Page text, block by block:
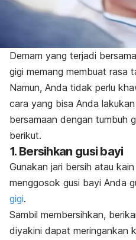
Demam yang terjadi
gigi memang membuat rasa
Namun, Anda tidak perlu
cara yang bisa Anda
bersamaan dengan tumbuh
berikut.
1. Bersihkan gusi bayi
Gunakan jari bersih atau
menggosok gusi bayi Anda
gigi.
Sambil membersihkan,
diyakini dapat meringankan